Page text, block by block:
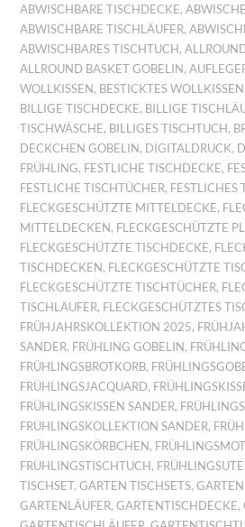
ABWISCHBARE TISCHDECKE,
ABWISCHBARE TISCHLÄUFER,
ABWISCHBARES TISCHTUCH ,
ALLROUND BASKET GOBELIN ,
WOLLKISSEN , BESTICKTES WOLLKISSEN
BILLIGE TISCHDECKE, BILLIGE
TISCHWÄSCHE, BILLIGES TISCHTUCH ,
DECKCHEN GOBELIN , DIGITALDRUCK,
FRÜHLING, FESTLICHE TISCHDECKE,
FESTLICHE TISCHTÜCHER, FESTLICHES
FLECKGESCHÜTZTE MITTELDECKE,
MITTELDECKEN , FLECKGESCHÜTZTE
FLECKGESCHÜTZTE TISCHDECKE,
TISCHDECKEN , FLECKGESCHÜTZTE
FLECKGESCHÜTZTE TISCHTÜCHER,
TISCHLÄUFER, FLECKGESCHÜTZTES
FRÜHJAHRSKOLLEKTION 2025,
SANDER, FRÜHLING GOBELIN ,
FRÜHLINGSBROTKORB,
FRÜHLINGSJACQUARD,
FRÜHLINGSKISSEN SANDER,
FRÜHLINGSKOLLEKTION SANDER,
FRÜHLINGSKÖRBCHEN ,
FRÜHLINGSTISCHTUCH ,
TISCHSET,GARTEN TISCHSETS,
GARTENLÄUFER,GARTENTISCHDECKE,